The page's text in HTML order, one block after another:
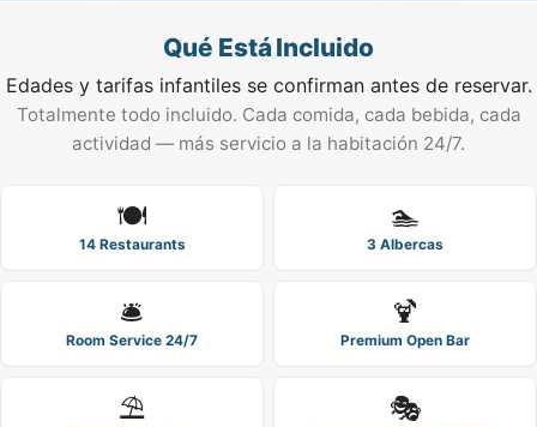
Qué Está Incluido
Edades y tarifas infantiles se confirman antes de reservar.
Totalmente todo incluido. Cada comida, cada bebida, cada
actividad — más servicio a la habitación 24/7.
🍽️
14 Restaurants
🏊
3 Albercas
🛎️
Room Service 24/7
🍹
Premium Open Bar
⛱️ 🎭